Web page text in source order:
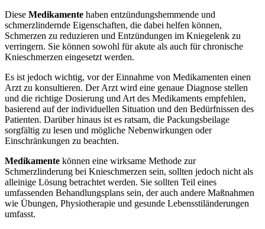
Diese Medikamente haben entzündungshemmende und
schmerzlindernde Eigenschaften, die dabei helfen können,
Schmerzen zu reduzieren und Entzündungen im Kniegelenk zu
verringern. Sie können sowohl für akute als auch für chronische
Knieschmerzen eingesetzt werden.
Es ist jedoch wichtig, vor der Einnahme von Medikamenten einen
Arzt zu konsultieren. Der Arzt wird eine genaue Diagnose stellen
und die richtige Dosierung und Art des Medikaments empfehlen,
basierend auf der individuellen Situation und den Bedürfnissen des
Patienten. Darüber hinaus ist es ratsam, die Packungsbeilage
sorgfältig zu lesen und mögliche Nebenwirkungen oder
Einschränkungen zu beachten.
Medikamente können eine wirksame Methode zur
Schmerzlinderung bei Knieschmerzen sein, sollten jedoch nicht als
alleinige Lösung betrachtet werden. Sie sollten Teil eines
umfassenden Behandlungsplans sein, der auch andere Maßnahmen
wie Übungen, Physiotherapie und gesunde Lebensstiländerungen
umfasst.